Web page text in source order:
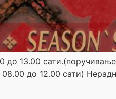
13.00
до 12.00 сати)